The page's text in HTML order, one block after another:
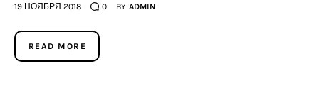
19 НОЯБРЯ 2018 0 BY ADMIN
READ MORE